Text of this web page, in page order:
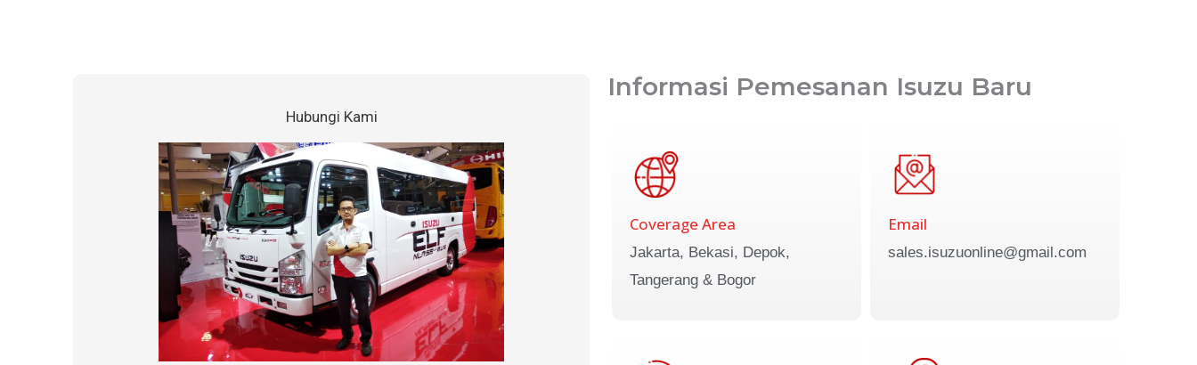
Hubungi Kami
Informasi Pemesanan Isuzu Baru
Coverage Area
Jakarta, Bekasi, Depok,
Tangerang & Bogor
Email
sales.isuzuonline@gmail.com